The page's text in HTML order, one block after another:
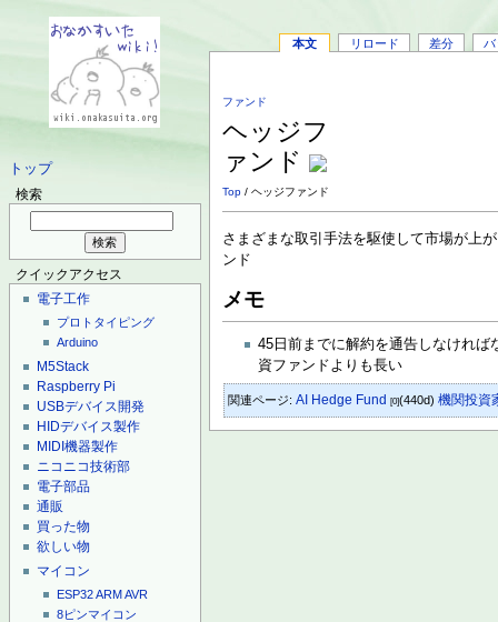
トップ
検索
クイックアクセス
電子工作
プロトタイピング
Arduino
M5Stack
Raspberry Pi
USBデバイス開発
HIDデバイス製作
MIDI機器製作
ニコニコ技術部
電子部品
通販
買った物
欲しい物
マイコン
ESP32ARMAVR
8ピンマイコン
本文 リロード 差分 バ
ファンド
ヘッジフ
ァンド
Top / ヘッジファンド
さまざまな取引手法を駆使して市場が上
ンド
メモ
45日前までに解約を通告しなけれ
資ファンドよりも長い
関連ページ:AI Hedge Fund [0](440d)機関投資